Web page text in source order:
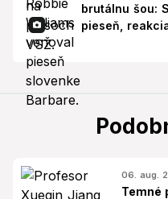
brutálnu šou:
pieseň,
06. aug.
Temné